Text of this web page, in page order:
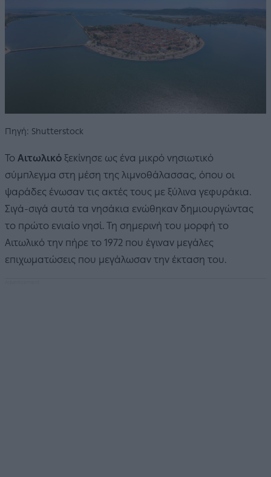
Πηγή: Shutterstock
Το Αιτωλικό ξεκίνησε ως ένα μικρό νησιωτικό
σύμπλεγμα στη μέση της λιμνοθάλασσας, όπου οι
ψαράδες ένωσαν τις ακτές τους με ξύλινα γεφυράκια.
Σιγά-σιγά αυτά τα νησάκια ενώθηκαν δημιουργώντας
το πρώτο ενιαίο νησί. Τη σημερινή του μορφή το
Αιτωλικό την πήρε το 1972 που έγιναν μεγάλες
επιχωματώσεις που μεγάλωσαν την έκταση του.